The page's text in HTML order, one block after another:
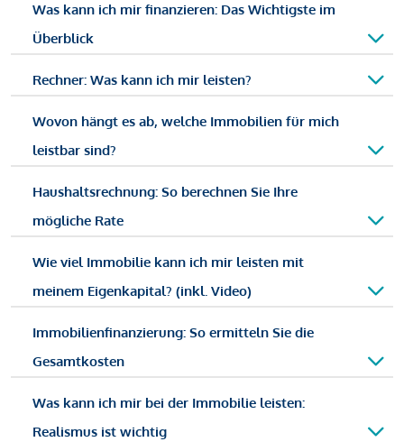
Was kann ich mir finanzieren: Das Wichtigste im
Überblick
Rechner: Was kann ich mir leisten?
Wovon hängt es ab, welche Immobilien für mich
leistbar sind?
Haushaltsrechnung: So berechnen Sie Ihre
mögliche Rate
Wie viel Immobilie kann ich mir leisten mit
meinem Eigenkapital? (inkl. Video)
Immobilienfinanzierung: So ermitteln Sie die
Gesamtkosten
Was kann ich mir bei der Immobilie leisten:
Realismus ist wichtig